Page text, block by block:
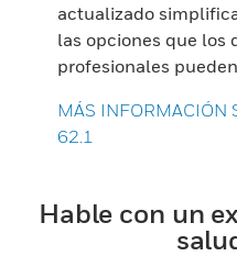
actualizado
las opciones que los
profesionales
MÁS INFORMACIÓN
62.1
Hable con un